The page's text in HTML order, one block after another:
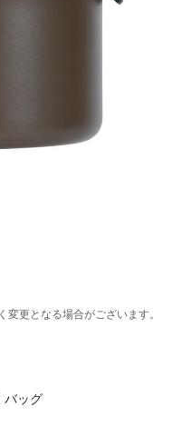
更となる場合がございます。
バッグ